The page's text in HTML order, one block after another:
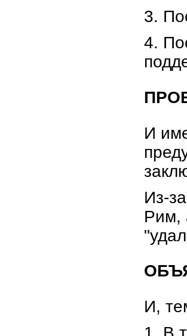
3.
4.
И
Из-
И,